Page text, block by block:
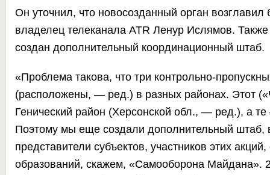
Он уточнил, что новосозданный орган возглавил
владелец телеканала ATR Ленур Ислямов.
создан дополнительный координационный штаб.
«Проблема такова, что три контрольно-
(расположены, — ред.) в разных районах. Этот
Генический район (Херсонской обл., — ред.), а
Поэтому мы еще создали дополнительный штаб,
представители субъектов, участников этих
образований, скажем, «Самооборона Майдана».